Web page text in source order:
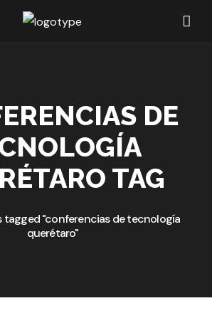
DE
TAG
tagged "conferencias de tecnología
querétaro"